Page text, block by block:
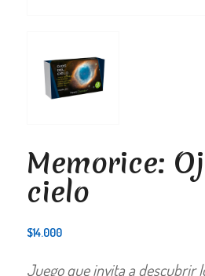
Memorice:
cielo
$14.000
Juego que invita a descubrir